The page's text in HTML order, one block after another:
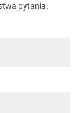
pytania.